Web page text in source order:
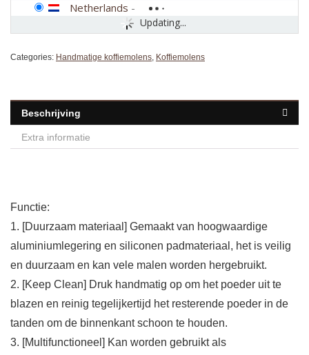
Updating...
Netherlands -
Categories: Handmatige koffiemolens, Koffiemolens
Beschrijving
Extra informatie
Functie:
1. [Duurzaam materiaal] Gemaakt van hoogwaardige
aluminiumlegering en siliconen padmateriaal, het is veilig
en duurzaam en kan vele malen worden hergebruikt.
2. [Keep Clean] Druk handmatig op om het poeder uit te
blazen en reinig tegelijkertijd het resterende poeder in de
tanden om de binnenkant schoon te houden.
3. [Multifunctioneel] Kan worden gebruikt als